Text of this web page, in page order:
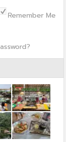
Remember Me